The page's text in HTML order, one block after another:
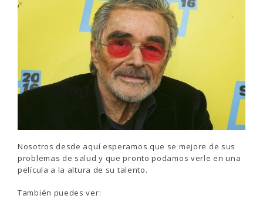
Nosotros desde aquí esperamos que se mejore de sus
problemas de salud y que pronto podamos verle en una
película a la altura de su talento.
También puedes ver: